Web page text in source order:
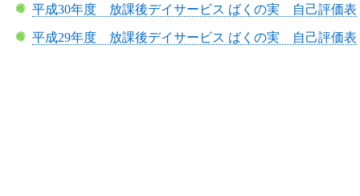
平成30年度 放課後デイサービス ばくの実 自己評価表
平成29年度 放課後デイサービス ばくの実 自己評価表